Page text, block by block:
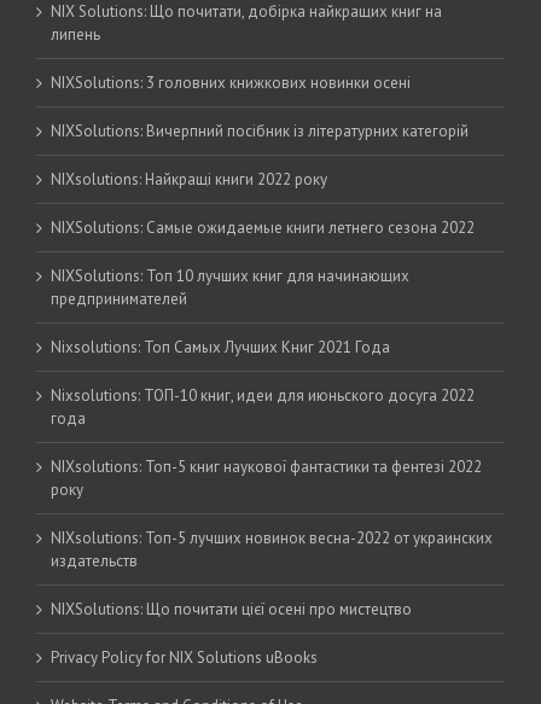
NIX Solutions: Що почитати, добірка найкращих книг на
липень
NIXSolutions: 3 головних книжкових новинки осені
NIXSolutions: Вичерпний посібник із літературних категорій
NIXsolutions: Найкращі книги 2022 року
NIXSolutions: Самые ожидаемые книги летнего сезона 2022
NIXSolutions: Топ 10 лучших книг для начинающих
предпринимателей
Nixsolutions: Топ Самых Лучших Книг 2021 Года
Nixsolutions: ТОП-10 книг, идеи для июньского досуга 2022
года
NIXsolutions: Топ-5 книг наукової фантастики та фентезі 2022
року
NIXsolutions: Топ-5 лучших новинок весна-2022 от украинских
издательств
NIXSolutions: Що почитати цієї осені про мистецтво
Privacy Policy for NIX Solutions uBooks